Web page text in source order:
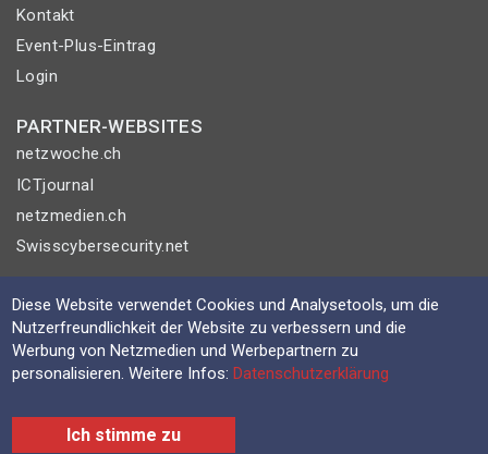
Kontakt
Event-Plus-Eintrag
Login
PARTNER-WEBSITES
netzwoche.ch
ICTjournal
netzmedien.ch
Swisscybersecurity.net
© NETZMEDIEN AG 2026
Impressum
AGB
Nutzungsbestimmungen
Datenschutzerklärung
Diese Website verwendet Cookies und Analysetools, um die
Nutzerfreundlichkeit der Website zu verbessern und die
Werbung von Netzmedien und Werbepartnern zu
personalisieren. Weitere Infos:Datenschutzerklärung
Ich stimme zu